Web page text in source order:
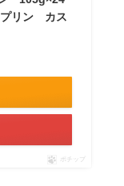
リン カス
ポチップ